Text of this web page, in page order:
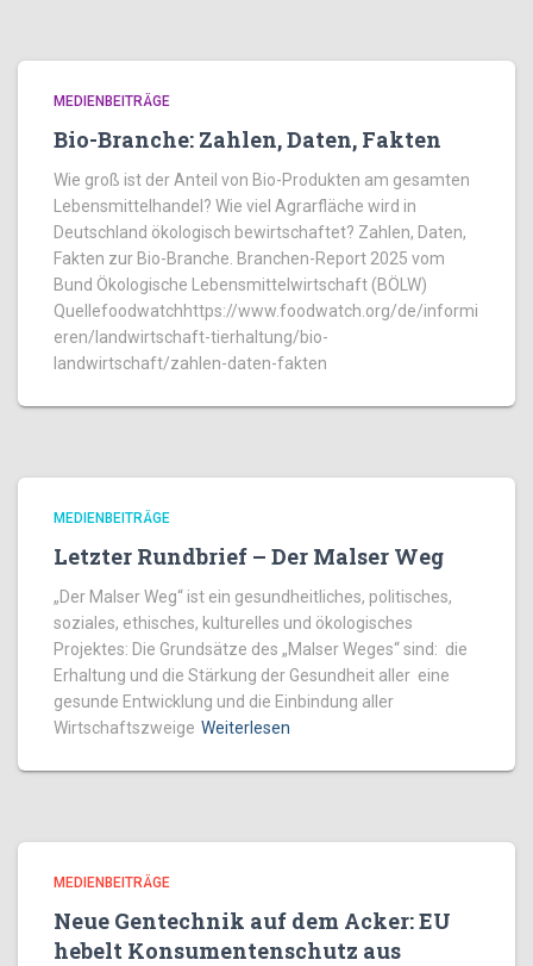
MEDIENBEITRÄGE
Bio-Branche: Zahlen, Daten, Fakten
Wie groß ist der Anteil von Bio-Produkten am gesamten
Lebensmittelhandel? Wie viel Agrarfläche wird in
Deutschland ökologisch bewirtschaftet? Zahlen, Daten,
Fakten zur Bio-Branche. Branchen-Report 2025 vom
Bund Ökologische Lebensmittelwirtschaft (BÖLW)
Quellefoodwatchhttps://www.foodwatch.org/de/informi
eren/landwirtschaft-tierhaltung/bio-
landwirtschaft/zahlen-daten-fakten
MEDIENBEITRÄGE
Letzter Rundbrief – Der Malser Weg
„Der Malser Weg“ ist ein gesundheitliches, politisches,
soziales, ethisches, kulturelles und ökologisches
Projektes: Die Grundsätze des „Malser Weges“ sind: die
Erhaltung und die Stärkung der Gesundheit aller eine
gesunde Entwicklung und die Einbindung aller
Wirtschaftszweige Weiterlesen
MEDIENBEITRÄGE
Neue Gentechnik auf dem Acker: EU
hebelt Konsumentenschutz aus